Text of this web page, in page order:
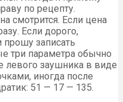
по рецепту.
смотрится. Если цена
Если дорого,
прошу записать
три параметра обычно
левого заушника в виде
иногда после
51 — 17 — 135.